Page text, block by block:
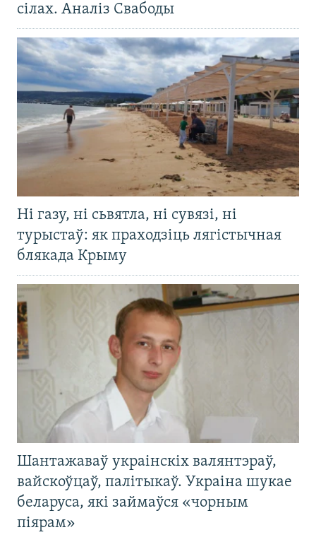
сілах. Аналіз Свабоды
Ні газу, ні сьвятла, ні сувязі, ні
турыстаў: як праходзіць лягістычная
блякада Крыму
Шантажаваў украінскіх валянтэраў,
вайскоўцаў, палітыкаў. Украіна шукае
беларуса, які займаўся «чорным
піярам»